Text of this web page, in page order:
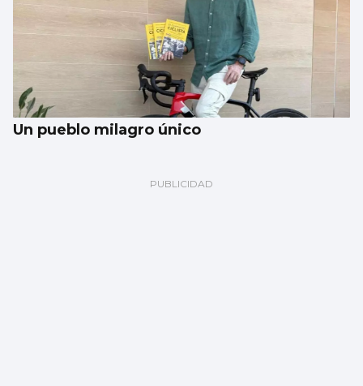
Un pueblo milagro único